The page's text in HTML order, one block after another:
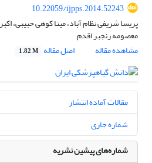
10.22059/ijpps.2014.52243
پریسا شریفی نظام آباد، مینا کوهی حبیبی،
معصومه رنجبر اقدم
مشاهده مقاله
اصل مقاله 1.82 M
مقالات آماده انتشار
شماره جاری
شماره‌های پیشین نشریه